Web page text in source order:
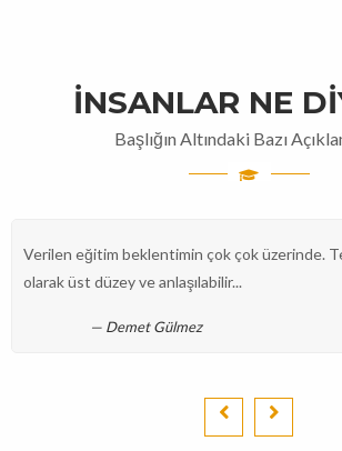
İNSANLAR NE
Başlığın Altındaki Bazı
Verilen eğitim beklentimin çok çok üzerinde.
olarak üst düzey ve anlaşılabilir...
Demet Gülmez